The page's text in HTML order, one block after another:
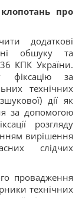
про
додаткові
обшуку та
КПК України.
фіксацію за
технічних
дії як
за допомогою
розгляду
вирішення
слідчих
провадження
технічних